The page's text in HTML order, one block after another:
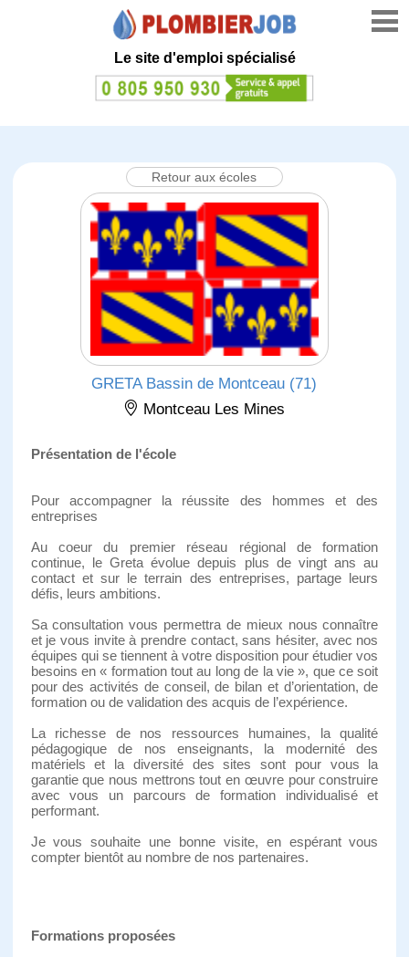
Le site d'emploi spécialisé
Retour aux écoles
GRETA Bassin de Montceau (71)
Montceau Les Mines
Présentation de l'école
Pour accompagner la réussite des hommes et des
entreprises
Au coeur du premier réseau régional de formation
continue, le Greta évolue depuis plus de vingt ans au
contact et sur le terrain des entreprises, partage leurs
défis, leurs ambitions.
Sa consultation vous permettra de mieux nous connaître
et je vous invite à prendre contact, sans hésiter, avec nos
équipes qui se tiennent à votre disposition pour étudier vos
besoins en « formation tout au long de la vie », que ce soit
pour des activités de conseil, de bilan et d’orientation, de
formation ou de validation des acquis de l’expérience.
La richesse de nos ressources humaines, la qualité
pédagogique de nos enseignants, la modernité des
matériels et la diversité des sites sont pour vous la
garantie que nous mettrons tout en œuvre pour construire
avec vous un parcours de formation individualisé et
performant.
Je vous souhaite une bonne visite, en espérant vous
compter bientôt au nombre de nos partenaires.
Formations proposées